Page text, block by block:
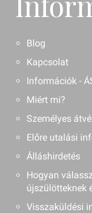
Blog
Kapcsolat
Információk -
Miért mi?
Személyes
Előre utalási
Álláshirdetés
Hogyan
újszülötteknek
Visszaküldési